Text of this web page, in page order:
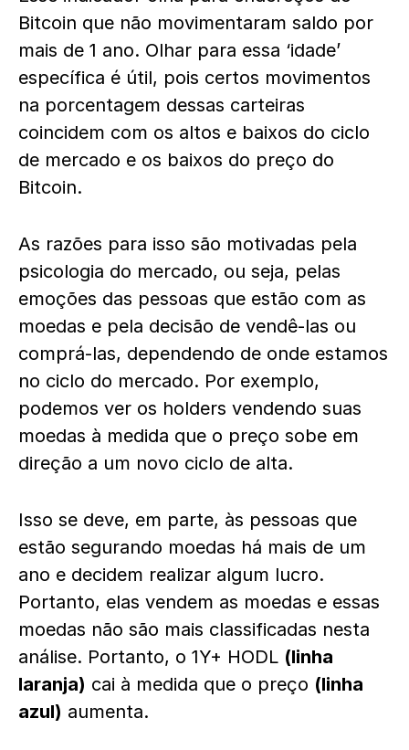
Bitcoin que não movimentaram saldo por
mais de 1 ano. Olhar para essa ‘idade’
específica é útil, pois certos movimentos
na porcentagem dessas carteiras
coincidem com os altos e baixos do ciclo
de mercado e os baixos do preço do
Bitcoin.
As razões para isso são motivadas pela
psicologia do mercado, ou seja, pelas
emoções das pessoas que estão com as
moedas e pela decisão de vendê-las ou
comprá-las, dependendo de onde estamos
no ciclo do mercado. Por exemplo,
podemos ver os holders vendendo suas
moedas à medida que o preço sobe em
direção a um novo ciclo de alta.
Isso se deve, em parte, às pessoas que
estão segurando moedas há mais de um
ano e decidem realizar algum lucro.
Portanto, elas vendem as moedas e essas
moedas não são mais classificadas nesta
análise. Portanto, o 1Y+ HODL (linha
laranja) cai à medida que o preço (linha
azul) aumenta.